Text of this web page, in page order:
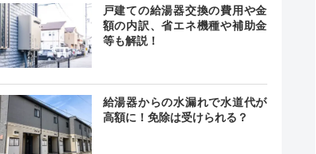
記載なし
最短30分
戸建ての給湯器交換の費用や金
額の内訳、省エネ機種や補助金
等も解説！
給湯器からの水漏れで水道代が
高額に！免除は受けられる？